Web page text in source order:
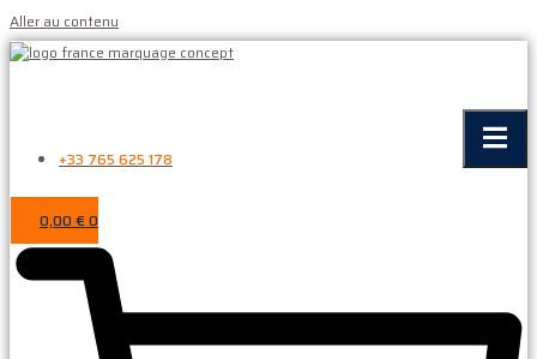
Aller au contenu
+33 765 625 178
0,00 €0